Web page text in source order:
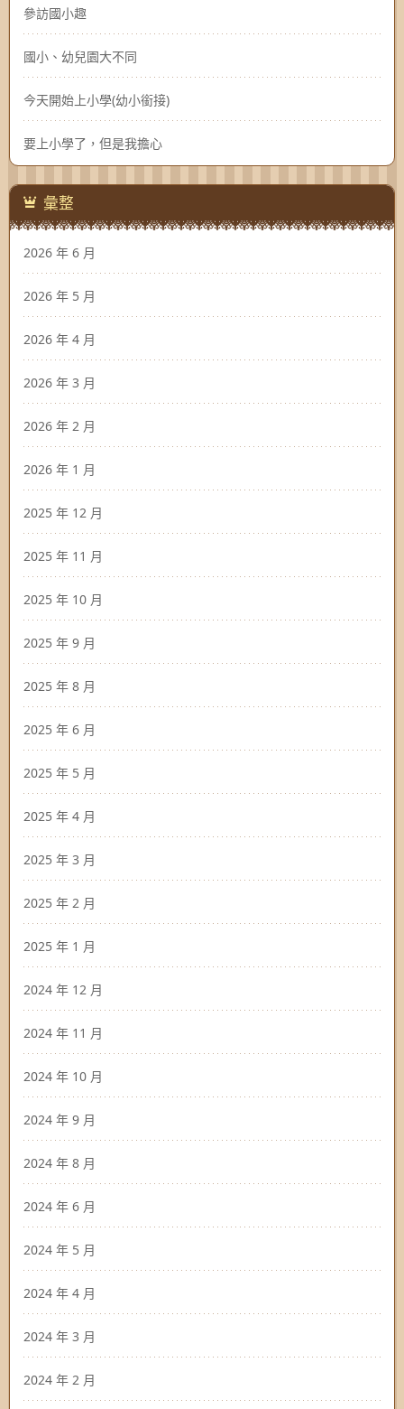
參訪國小趣
國小、幼兒園大不同
今天開始上小學(幼小銜接)
要上小學了，但是我擔心
彙整
2026 年 6 月
2026 年 5 月
2026 年 4 月
2026 年 3 月
2026 年 2 月
2026 年 1 月
2025 年 12 月
2025 年 11 月
2025 年 10 月
2025 年 9 月
2025 年 8 月
2025 年 6 月
2025 年 5 月
2025 年 4 月
2025 年 3 月
2025 年 2 月
2025 年 1 月
2024 年 12 月
2024 年 11 月
2024 年 10 月
2024 年 9 月
2024 年 8 月
2024 年 6 月
2024 年 5 月
2024 年 4 月
2024 年 3 月
2024 年 2 月